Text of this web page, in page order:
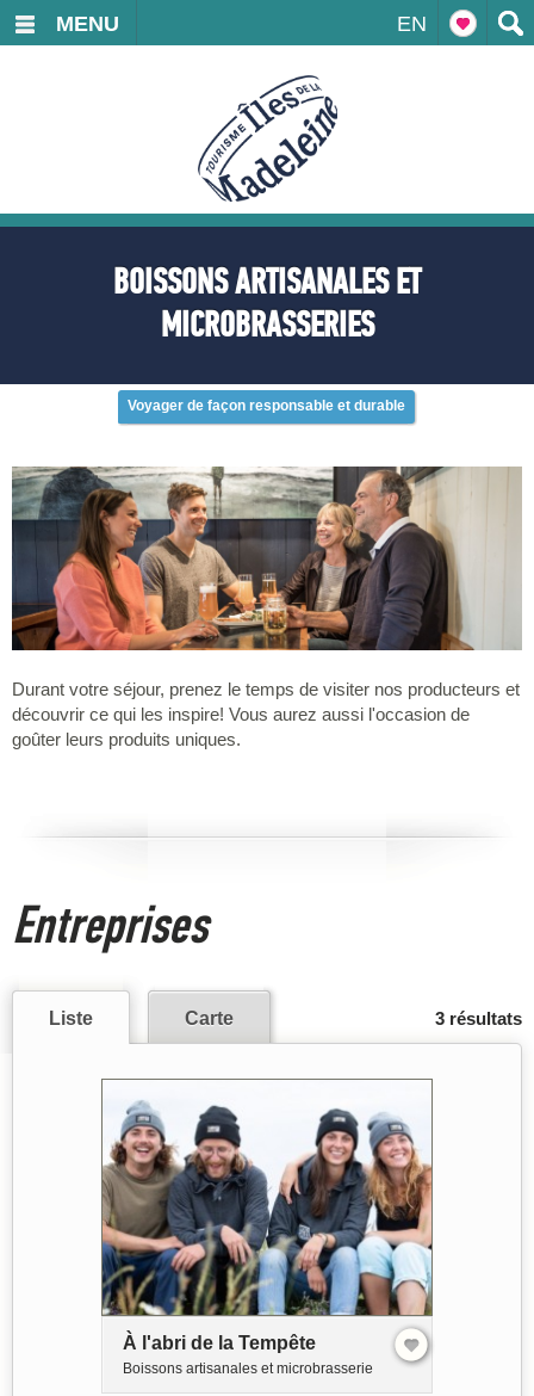
EN
MENU
BOISSONS ARTISANALES ET
MICROBRASSERIES
Voyager de façon responsable et durable
Durant votre séjour, prenez le temps de visiter nos producteurs et
découvrir ce qui les inspire! Vous aurez aussi l'occasion de
goûter leurs produits uniques.
Entreprises
3 résultats
Liste Carte
À l'abri de la Tempête
Boissons artisanales et microbrasserie